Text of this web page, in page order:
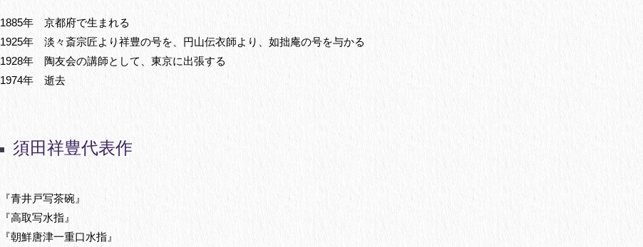
1885年 京都府で生まれる
1925年 淡々斎宗匠より祥豊の号を、円山伝衣師より、如拙庵の号を与かる
1928年 陶友会の講師として、東京に出張する
1974年 逝去
須田祥豊代表作
『青井戸写茶碗』
『高取写水指』
『朝鮮唐津一重口水指』